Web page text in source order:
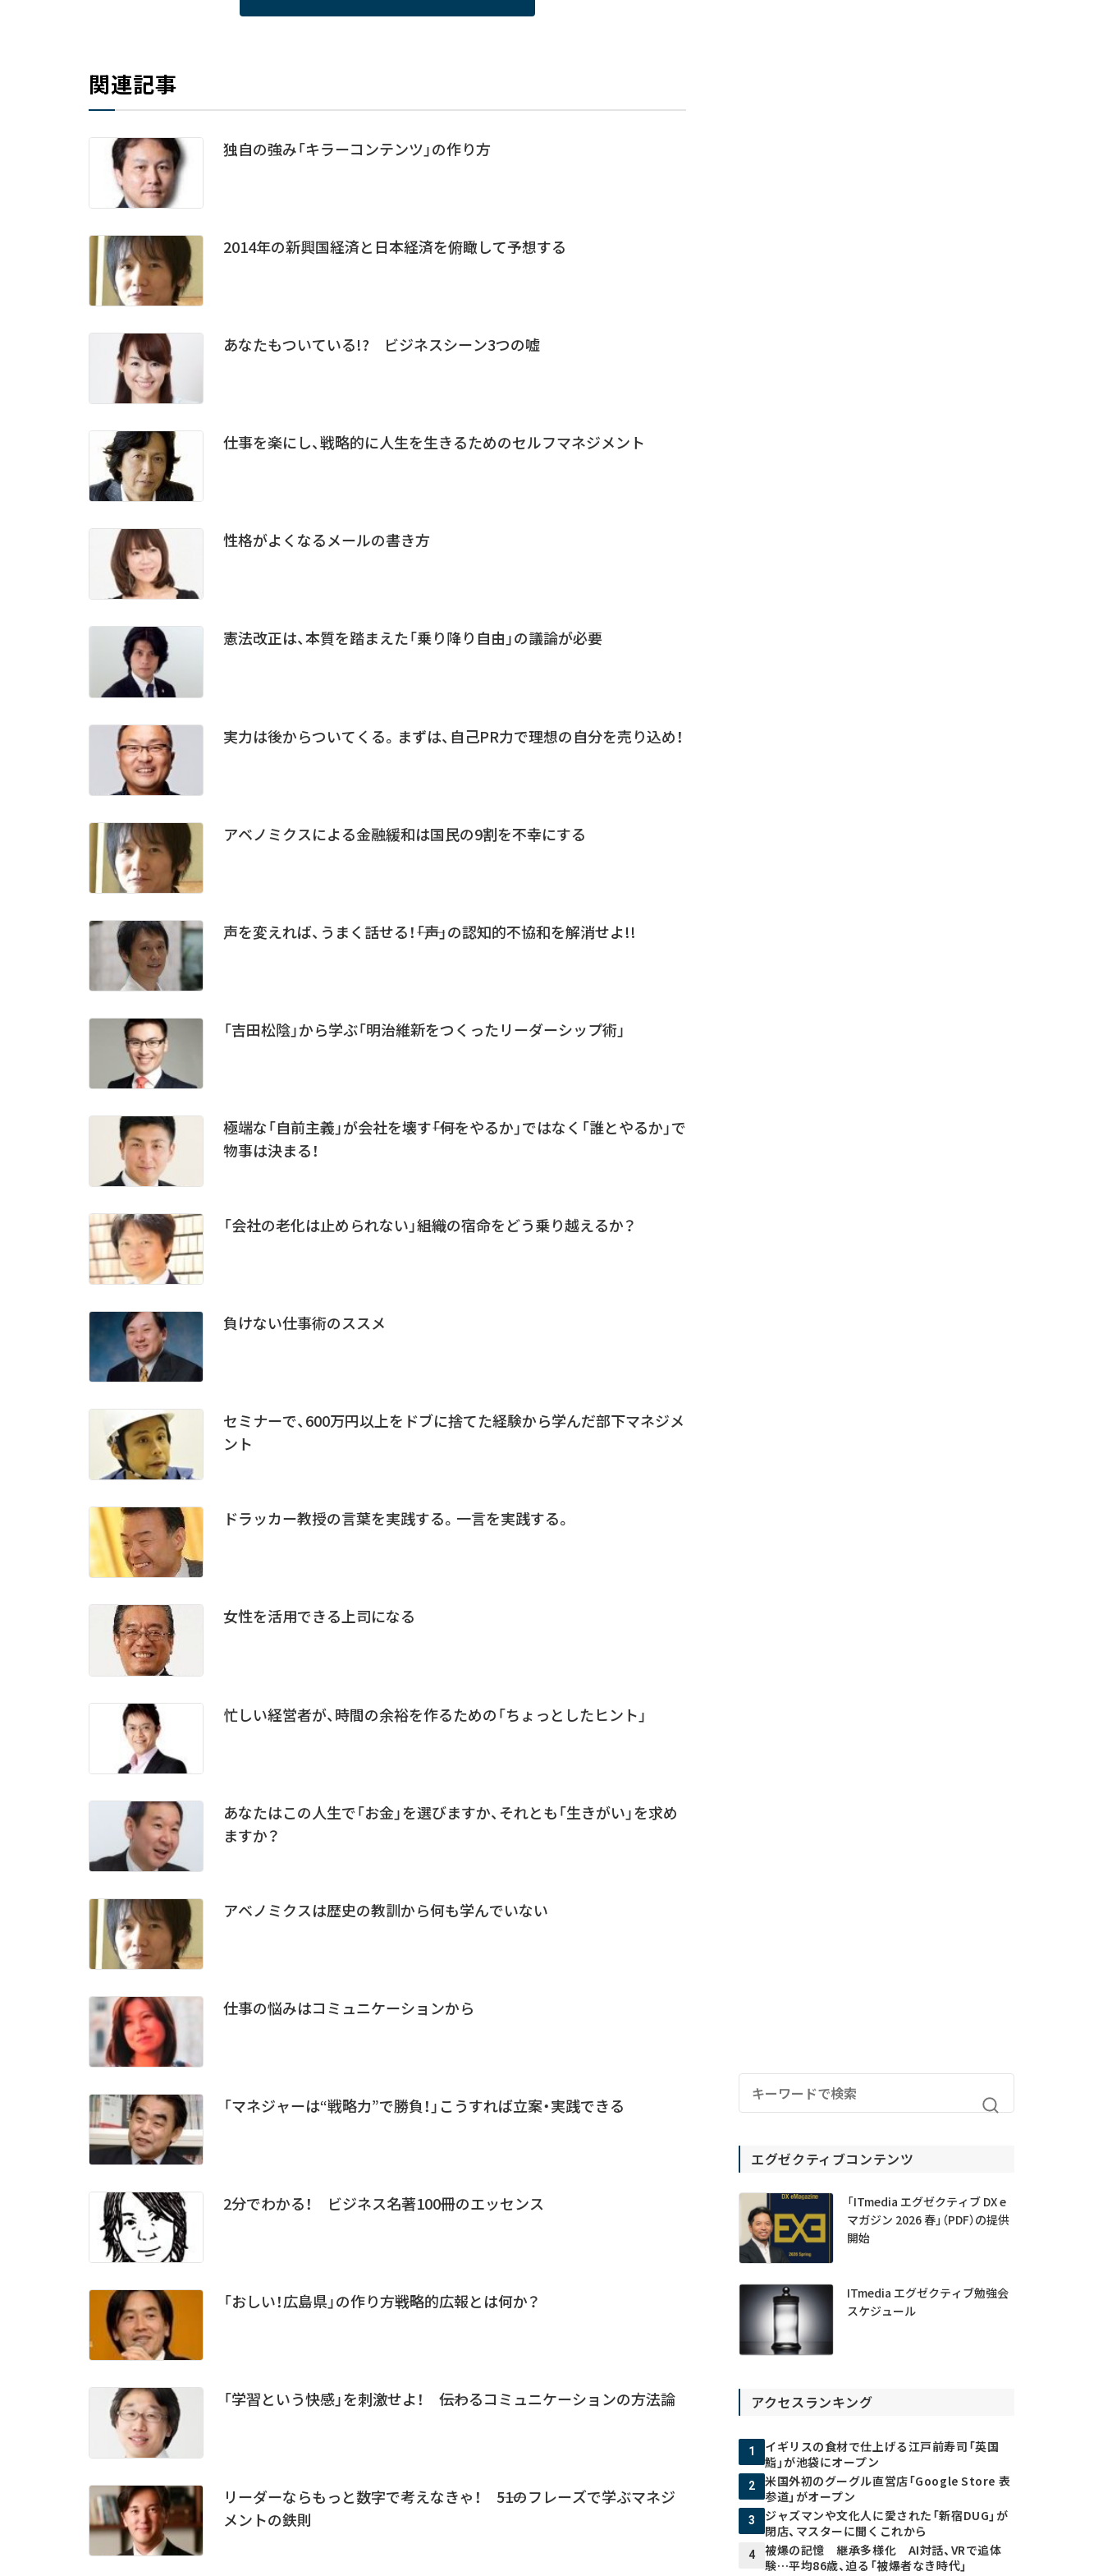
関連記事
独自の強み「キラーコンテンツ」の作り方
2014年の新興国経済と日本経済を俯瞰して予想する
あなたもついている!? ビジネスシーン3つの嘘
仕事を楽にし、戦略的に人生を生きるためのセルフマネジメント
性格がよくなるメールの書き方
憲法改正は、本質を踏まえた「乗り降り自由」の議論が必要
実力は後からついてくる。まずは、自己PR力で理想の自分を売り込め！
アベノミクスによる金融緩和は国民の9割を不幸にする
声を変えれば、うまく話せる！――「声」の認知的不協和を解消せよ!!
「吉田松陰」から学ぶ「明治維新をつくったリーダーシップ術」
極端な「自前主義」が会社を壊す――「何をやるか」ではなく「誰とやるか」で
物事は決まる！
「会社の老化は止められない」――組織の宿命をどう乗り越えるか？
負けない仕事術のススメ
セミナーで、600万円以上をドブに捨てた経験から学んだ部下マネジメ
ント
ドラッカー教授の言葉を実践する。一言を実践する。
女性を活用できる上司になる
忙しい経営者が、時間の余裕を作るための「ちょっとしたヒント」
あなたはこの人生で「お金」を選びますか、それとも「生きがい」を求め
ますか？
アベノミクスは歴史の教訓から何も学んでいない
仕事の悩みはコミュニケーションから
「マネジャーは“戦略力”で勝負！」こうすれば立案・実践できる
2分でわかる！ ビジネス名著100冊のエッセンス
「おしい！広島県」の作り方――戦略的広報とは何か？
「学習という快感」を刺激せよ！ ――伝わるコミュニケーションの方法論
リーダーならもっと数字で考えなきゃ！ ――51のフレーズで学ぶマネジ
メントの鉄則
エグゼクティブコンテンツ
「ITmedia エグゼクティブ DX e
マガジン 2026 春」（PDF）の提供
開始
ITmedia エグゼクティブ勉強会
スケジュール
アクセスランキング
1
イギリスの食材で仕上げる江戸前寿司「英国
鮨」が池袋にオープン
2
米国外初のグーグル直営店「Google Store 表
参道」がオープン
3
ジャズマンや文化人に愛された「新宿DUG」が
閉店、マスターに聞くこれから
4
被爆の記憶 継承多様化 AI対話、VRで追体
験…平均86歳、迫る「被爆者なき時代」